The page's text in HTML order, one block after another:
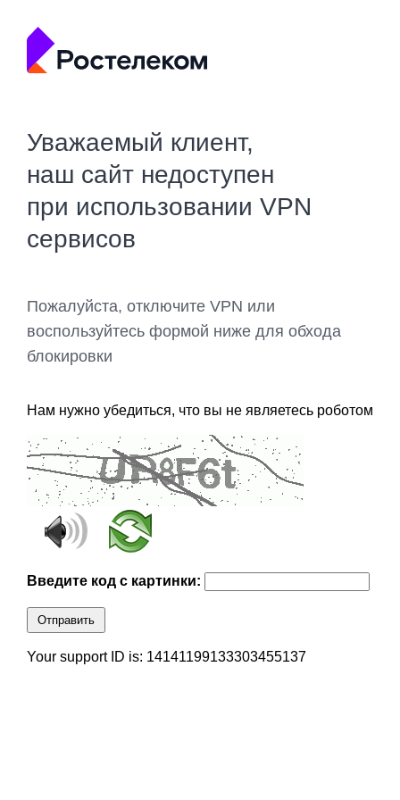
Уважаемый клиент,
наш сайт недоступен
при использовании VPN
сервисов
Пожалуйста, отключите VPN или
воспользуйтесь формой ниже для обхода
блокировки
Нам нужно убедиться, что вы не являетесь роботом
Введите код с картинки:
Отправить
Your support ID is: 14141199133303455137